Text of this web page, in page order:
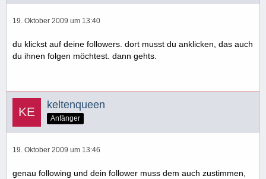
19. Oktober 2009 um 13:40
du klickst auf deine followers. dort musst du anklicken, das auch
du ihnen folgen möchtest. dann gehts.
keltenqueen
Anfänger
19. Oktober 2009 um 13:46
genau following und dein follower muss dem auch zustimmen,